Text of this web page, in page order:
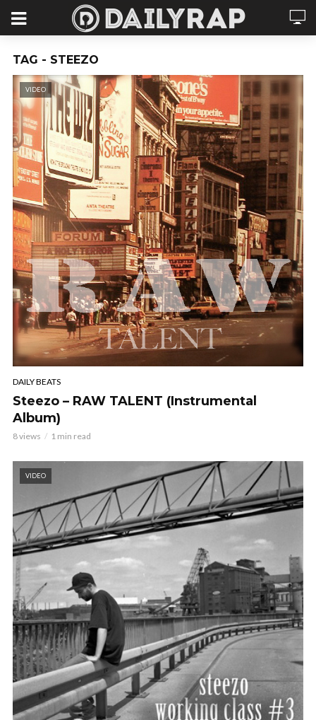
TAG - STEEZO
VIDEO
DAILY BEATS
Steezo – RAW TALENT (Instrumental
Album)
8 views 1 min read
VIDEO